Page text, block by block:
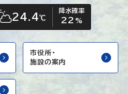
日の天気
れ時々くもり
24.4℃
降水確率
22 %
市役所・
施設の案内